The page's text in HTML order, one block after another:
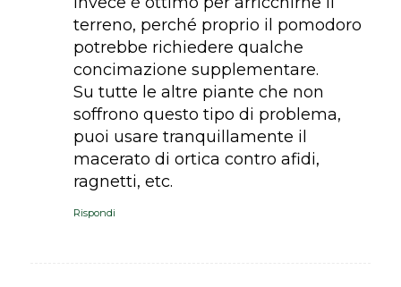
terreno, perché proprio il pomodoro
potrebbe richiedere qualche
concimazione supplementare.
Su tutte le altre piante che non
soffrono questo tipo di problema,
puoi usare tranquillamente il
macerato di ortica contro afidi,
ragnetti, etc.
Rispondi